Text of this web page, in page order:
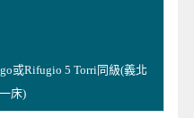
或Rifugio 5 Torri同級(義北
床)